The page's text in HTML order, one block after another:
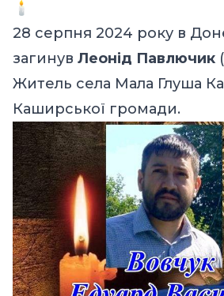
28 серпня 2024 року в
загинув Леонід Павлючик
Житель села Мала Глуша
Каширської громади.